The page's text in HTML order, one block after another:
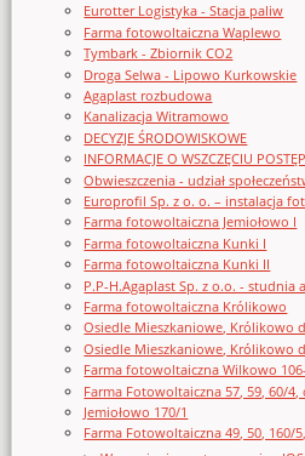
Eurotter Logistyka - Stacja paliw
Farma fotowoltaiczna Waplewo
Tymbark - Zbiornik CO2
Droga Selwa - Lipowo Kurkowskie
Agaplast rozbudowa
Kanalizacja Witramowo
DECYZJE ŚRODOWISKOWE
INFORMACJE O WSZCZĘCIU
Obwieszczenia - udział
Europrofil Sp. z o. o. – instalacja
Farma fotowoltaiczna Jemiołowo I
Farma fotowoltaiczna Kunki I
Farma fotowoltaiczna Kunki II
P.P-H.Agaplast Sp. z o.o. - studnia
Farma fotowoltaiczna Królikowo
Osiedle Mieszkaniowe, Królikowo
Osiedle Mieszkaniowe, Królikowo
Farma fotowoltaiczna Wilkowo
Farma Fotowoltaiczna 57, 59, 60/
Jemiołowo 170/1
Farma Fotowoltaiczna 49, 50, 160/